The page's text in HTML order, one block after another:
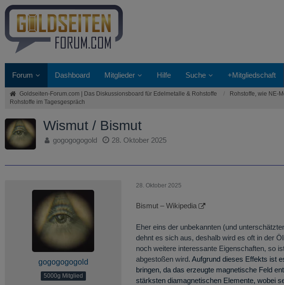
Forum Dashboard Mitglieder Hilfe Suche +Mitgliedschaft
Goldseiten-Forum.com | Das Diskussionsboard für Edelmetalle & Rohstoffe
Rohstoffe, wie NE-
Rohstoffe im Tagesgespräch
Wismut / Bismut
gogogogogold 28. Oktober 2025
gogogogogold
5000g Mitglied
28. Oktober 2025
Bismut – Wikipedia
Eher eins der unbekannten (und
dehnt es sich aus, deshalb wird es oft in der
noch weitere interessante Eigenschaften, so
abgestoßen wird. Aufgrund dieses Effekts ist
bringen, da das erzeugte magnetische Feld
stärksten diamagnetischen Elemente, wobei